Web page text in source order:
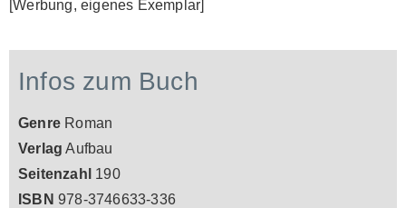
[Werbung, eigenes Exemplar]
Infos zum Buch
Genre Roman
Verlag Aufbau
Seitenzahl 190
ISBN 978-3746633-336